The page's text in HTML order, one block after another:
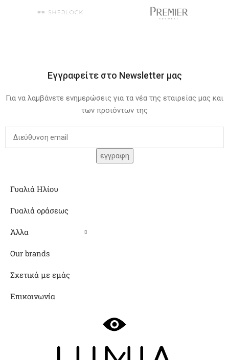
Εγγραφείτε στο Newsletter μας
Για να λαμβάνετε ενημερώσεις για τα νέα της εταιρείας μας και
των προιόντων της
Γυαλιά Ηλίου
Γυαλιά οράσεως
Άλλα
Our brands
Σχετικά με εμάς
Επικοινωνία